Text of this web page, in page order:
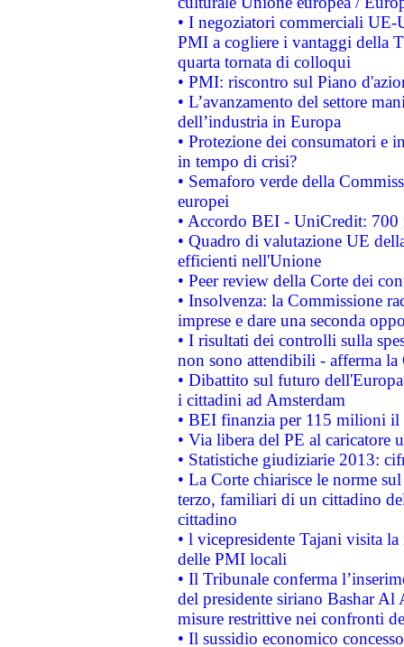
• I negoziatori commerciali UE-
PMI a cogliere i vantaggi della
quarta tornata di colloqui
• PMI: riscontro sul Piano
• L’avanzamento del settore
dell’industria in Europa
• Protezione dei consumatori e
in tempo di crisi?
• Semaforo verde della
europei
• Accordo BEI - UniCredit:
• Quadro di valutazione UE
efficienti nell'Unione
• Peer review della Corte dei
• Insolvenza: la Commissione
imprese e dare una seconda
• I risultati dei controlli sulla
non sono attendibili - afferma la
• Dibattito sul futuro
i cittadini ad Amsterdam
• BEI finanzia per 115 milioni
• Via libera del PE al caricatore
• Statistiche giudiziarie 2013:
• La Corte chiarisce le norme
terzo, familiari di un cittadino
cittadino
• l vicepresidente Tajani visita
delle PMI locali
• Il Tribunale conferma
del presidente siriano Bashar Al
misure restrittive nei confronti
• Il sussidio economico